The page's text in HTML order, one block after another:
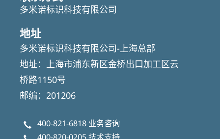
多米诺标识科技有限公司
地址
多米诺标识科技有限公司-上海总部
地址：上海市浦东新区金桥出口加工区云
桥路1150号
邮编：201206
400-821-6818 业务咨询